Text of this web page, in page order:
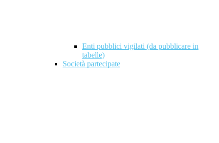
Enti pubblici vigilati (da pubblicare in
tabelle)
Società partecipate